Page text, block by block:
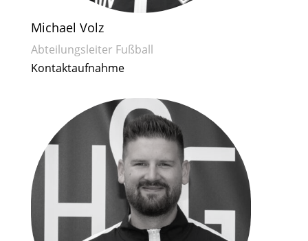
Michael Volz
Abteilungsleiter Fußball
Kontaktaufnahme